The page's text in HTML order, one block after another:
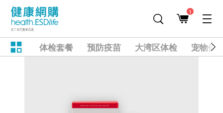
1
体检套餐 预防疫苗 大湾区体检 宠物健